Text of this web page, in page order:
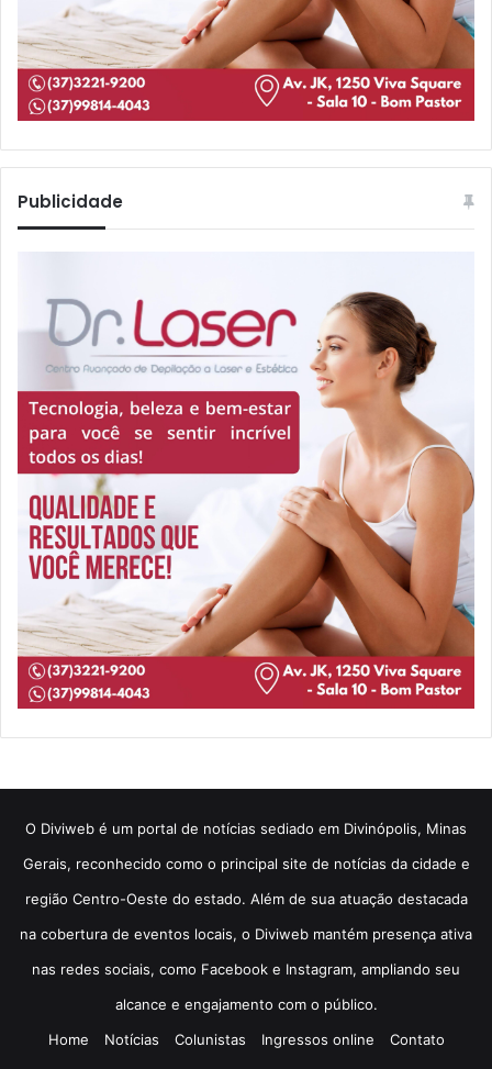
Publicidade
​O Diviweb é um portal de notícias sediado em Divinópolis, Minas
Gerais, reconhecido como o principal site de notícias da cidade e
região Centro-Oeste do estado. Além de sua atuação destacada
na cobertura de eventos locais, o Diviweb mantém presença ativa
nas redes sociais, como Facebook e Instagram, ampliando seu
alcance e engajamento com o público.
Home
Notícias Colunistas Ingressos online Contato